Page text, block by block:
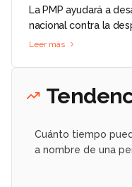
La PMP ayudará a
nacional contra la
Leer más
Cuánto tiempo
a nombre de una